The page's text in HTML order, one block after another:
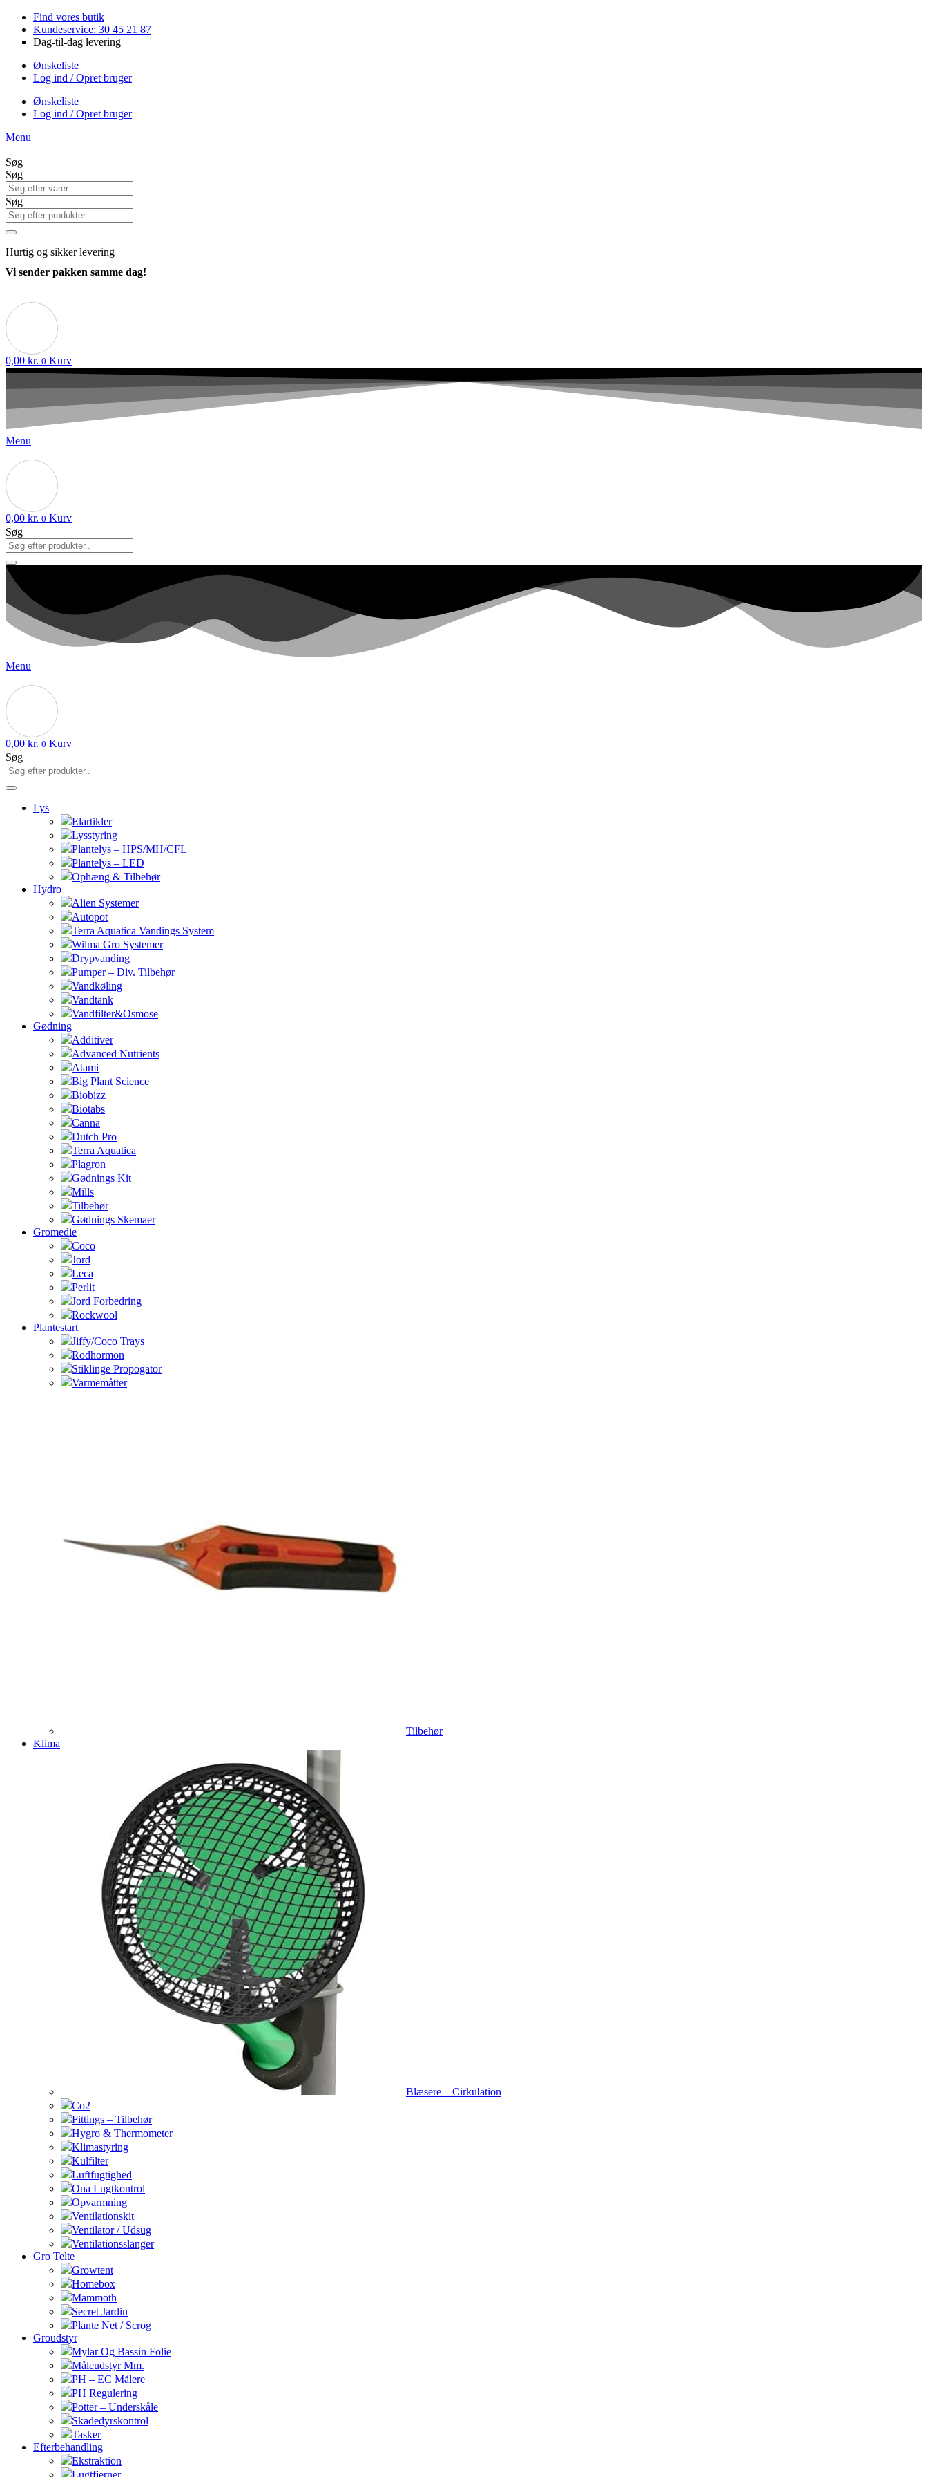
Videre
indhold
Find vores butik
Kundeservice: 30 45 21 87
Dag-til-dag levering
Ønskeliste
Log ind / Opret bruger
Ønskeliste
Log ind / Opret bruger
Menu
Søg
Søg
Søg
Hurtig og sikker levering
Vi sender pakken samme dag!
0,00 kr. 0 Kurv
Menu
0,00 kr. 0 Kurv
Søg
Menu
0,00 kr. 0 Kurv
Søg
Lys
Elartikler
Lysstyring
Plantelys – HPS/MH/CFL
Plantelys – LED
Ophæng & Tilbehør
Hydro
Alien Systemer
Autopot
Terra Aquatica Vandings System
Wilma Gro Systemer
Drypvanding
Pumper – Div. Tilbehør
Vandkøling
Vandtank
Vandfilter&Osmose
Gødning
Additiver
Advanced Nutrients
Atami
Big Plant Science
Biobizz
Biotabs
Canna
Dutch Pro
Terra Aquatica
Plagron
Gødnings Kit
Mills
Tilbehør
Gødnings Skemaer
Gromedie
Coco
Jord
Leca
Perlit
Jord Forbedring
Rockwool
Plantestart
Jiffy/Coco Trays
Rodhormon
Stiklinge Propogator
Varmemåtter
Tilbehør
Klima
Blæsere – Cirkulation
Co2
Fittings – Tilbehør
Hygro & Thermometer
Klimastyring
Kulfilter
Luftfugtighed
Ona Lugtkontrol
Opvarmning
Ventilationskit
Ventilator / Udsug
Ventilationsslanger
Gro Telte
Growtent
Homebox
Mammoth
Secret Jardin
Plante Net / Scrog
Groudstyr
Mylar Og Bassin Folie
Måleudstyr Mm.
PH – EC Målere
PH Regulering
Potter – Underskåle
Skadedyrskontrol
Tasker
Efterbehandling
Ekstraktion
Lugtfjerner